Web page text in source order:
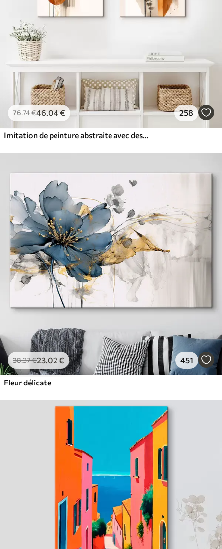
76.74€46.04€ 258
Imitation de peinture abstraite avec des cercles orange et gris, des feuilles et des branches, style moderne, effet aquarelle
38.37€23.02 € 451
Fleur délicate